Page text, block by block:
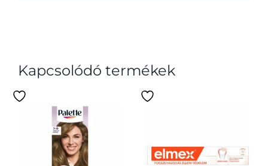
Kapcsolódó termékek